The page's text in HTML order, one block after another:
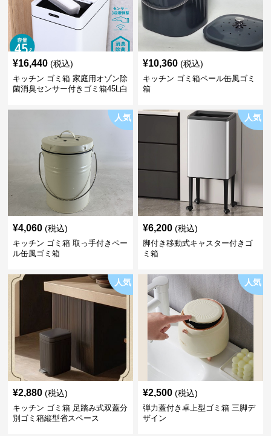
¥16,440 (税込)
キッチン ゴミ箱 家庭用オゾン除
菌消臭センサー付きゴミ箱45L白
¥10,360 (税込)
キッチン ゴミ箱ペール缶風ゴミ
箱
人気
¥4,060 (税込)
キッチン ゴミ箱 取っ手付きペー
ル缶風ゴミ箱
人気
¥6,200 (税込)
脚付き移動式キャスター付きゴ
ミ箱
人気
¥2,880 (税込)
キッチン ゴミ箱 足踏み式双蓋分
別ゴミ箱縦型省スペース
人気
¥2,500 (税込)
弾力蓋付き卓上型ゴミ箱 三脚デ
ザイン